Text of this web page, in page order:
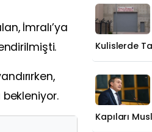
İmralı’ya
bekleniyor.
Kulislerde
Kapıları